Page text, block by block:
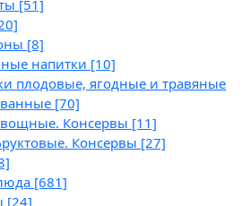
[51]
[8]
напитки [10]
плодовые, ягодные и травяные
[70]
Консервы [11]
Консервы [27]
[681]
[24]